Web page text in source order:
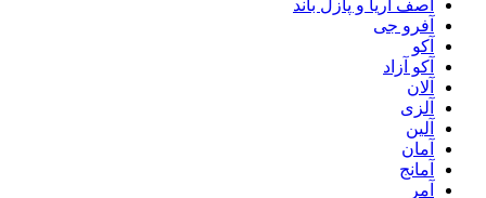
آصف آریا و پازل باند
آفرو جی
آکو
آکو آزاد
آلان
آلزی
آلین
آمان
آمانج
آمر